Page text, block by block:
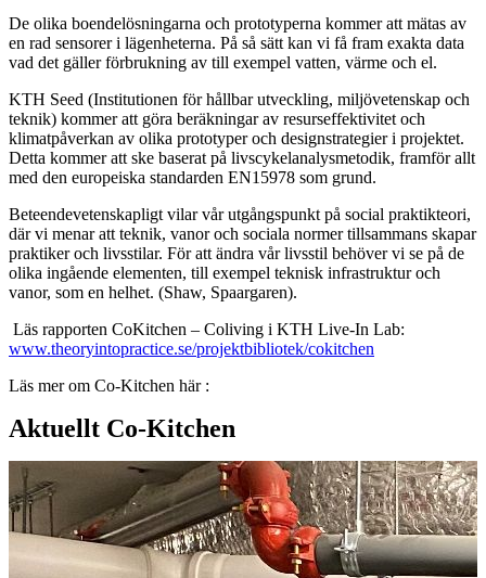
De olika boendelösningarna och prototyperna kommer att mätas av
en rad sensorer i lägenheterna. På så sätt kan vi få fram exakta data
vad det gäller förbrukning av till exempel vatten, värme och el.
KTH Seed (Institutionen för hållbar utveckling, miljövetenskap och
teknik) kommer att göra beräkningar av resurseffektivitet och
klimatpåverkan av olika prototyper och designstrategier i projektet.
Detta kommer att ske baserat på livscykelanalysmetodik, framför allt
med den europeiska standarden EN15978 som grund.
Beteendevetenskapligt vilar vår utgångspunkt på social praktikteori,
där vi menar att teknik, vanor och sociala normer tillsammans skapar
praktiker och livsstilar. För att ändra vår livsstil behöver vi se på de
olika ingående elementen, till exempel teknisk infrastruktur och
vanor, som en helhet. (Shaw, Spaargaren).
Läs rapporten CoKitchen – Coliving i KTH Live-In Lab:
www.theoryintopractice.se/projektbibliotek/cokitchen
Läs mer om Co-Kitchen här :
Aktuellt Co-Kitchen